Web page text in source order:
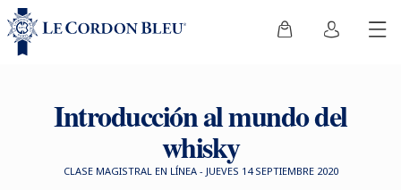
Introducción al mundo del
whisky
CLASE MAGISTRAL EN LÍNEA - JUEVES 14 SEPTIEMBRE 2020